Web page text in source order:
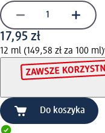
17,95 zł
12 ml (149,58 zł za 100 ml)
Do koszyka